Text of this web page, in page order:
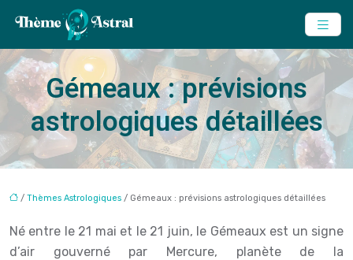
Gémeaux : prévisions
astrologiques détaillées
/ Thèmes Astrologiques / Gémeaux : prévisions astrologiques détaillées
Né entre le 21 mai et le 21 juin, le Gémeaux est un signe
d’air gouverné par Mercure, planète de la